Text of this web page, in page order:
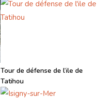
Tour de défense de l’ile de
Tatihou